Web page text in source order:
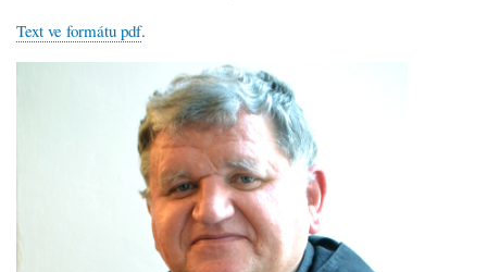
Text ve formátu pdf.